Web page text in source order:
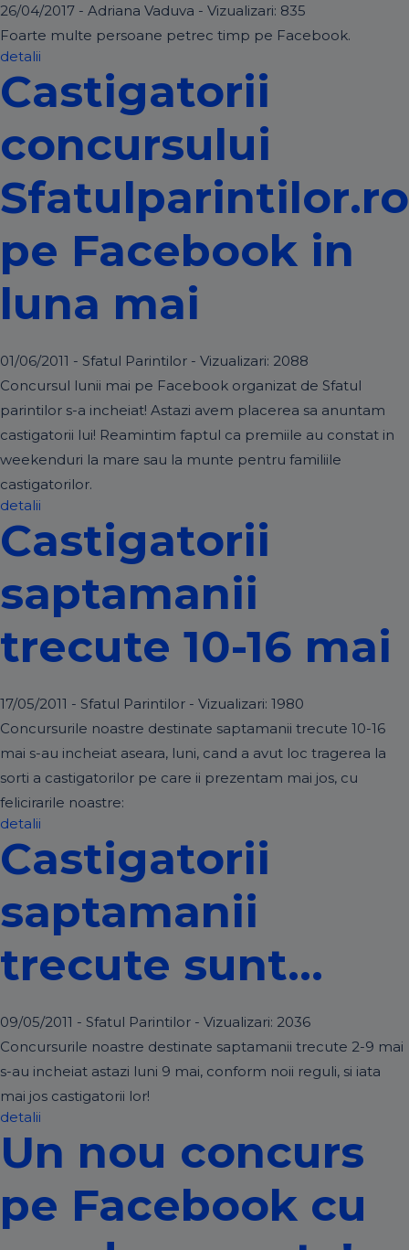
26/04/2017 - Adriana Vaduva - Vizualizari: 835
Foarte multe persoane petrec timp pe Facebook.
detalii
Castigatorii
concursului
Sfatulparintilor.ro
pe Facebook in
luna mai
01/06/2011 - Sfatul Parintilor - Vizualizari: 2088
Concursul lunii mai pe Facebook organizat de Sfatul
parintilor s-a incheiat! Astazi avem placerea sa anuntam
castigatorii lui! Reamintim faptul ca premiile au constat in
weekenduri la mare sau la munte pentru familiile
castigatorilor.
detalii
Castigatorii
saptamanii
trecute 10-16 mai
17/05/2011 - Sfatul Parintilor - Vizualizari: 1980
Concursurile noastre destinate saptamanii trecute 10-16
mai s-au incheiat aseara, luni, cand a avut loc tragerea la
sorti a castigatorilor pe care ii prezentam mai jos, cu
felicirarile noastre:
detalii
Castigatorii
saptamanii
trecute sunt…
09/05/2011 - Sfatul Parintilor - Vizualizari: 2036
Concursurile noastre destinate saptamanii trecute 2-9 mai
s-au incheiat astazi luni 9 mai, conform noii reguli, si iata
mai jos castigatorii lor!
detalii
Un nou concurs
pe Facebook cu